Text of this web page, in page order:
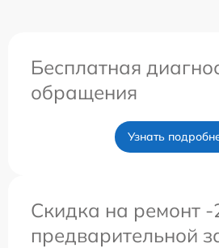
Бесплатная
обращения
Узнать
Скидка на ремонт -
предварительной